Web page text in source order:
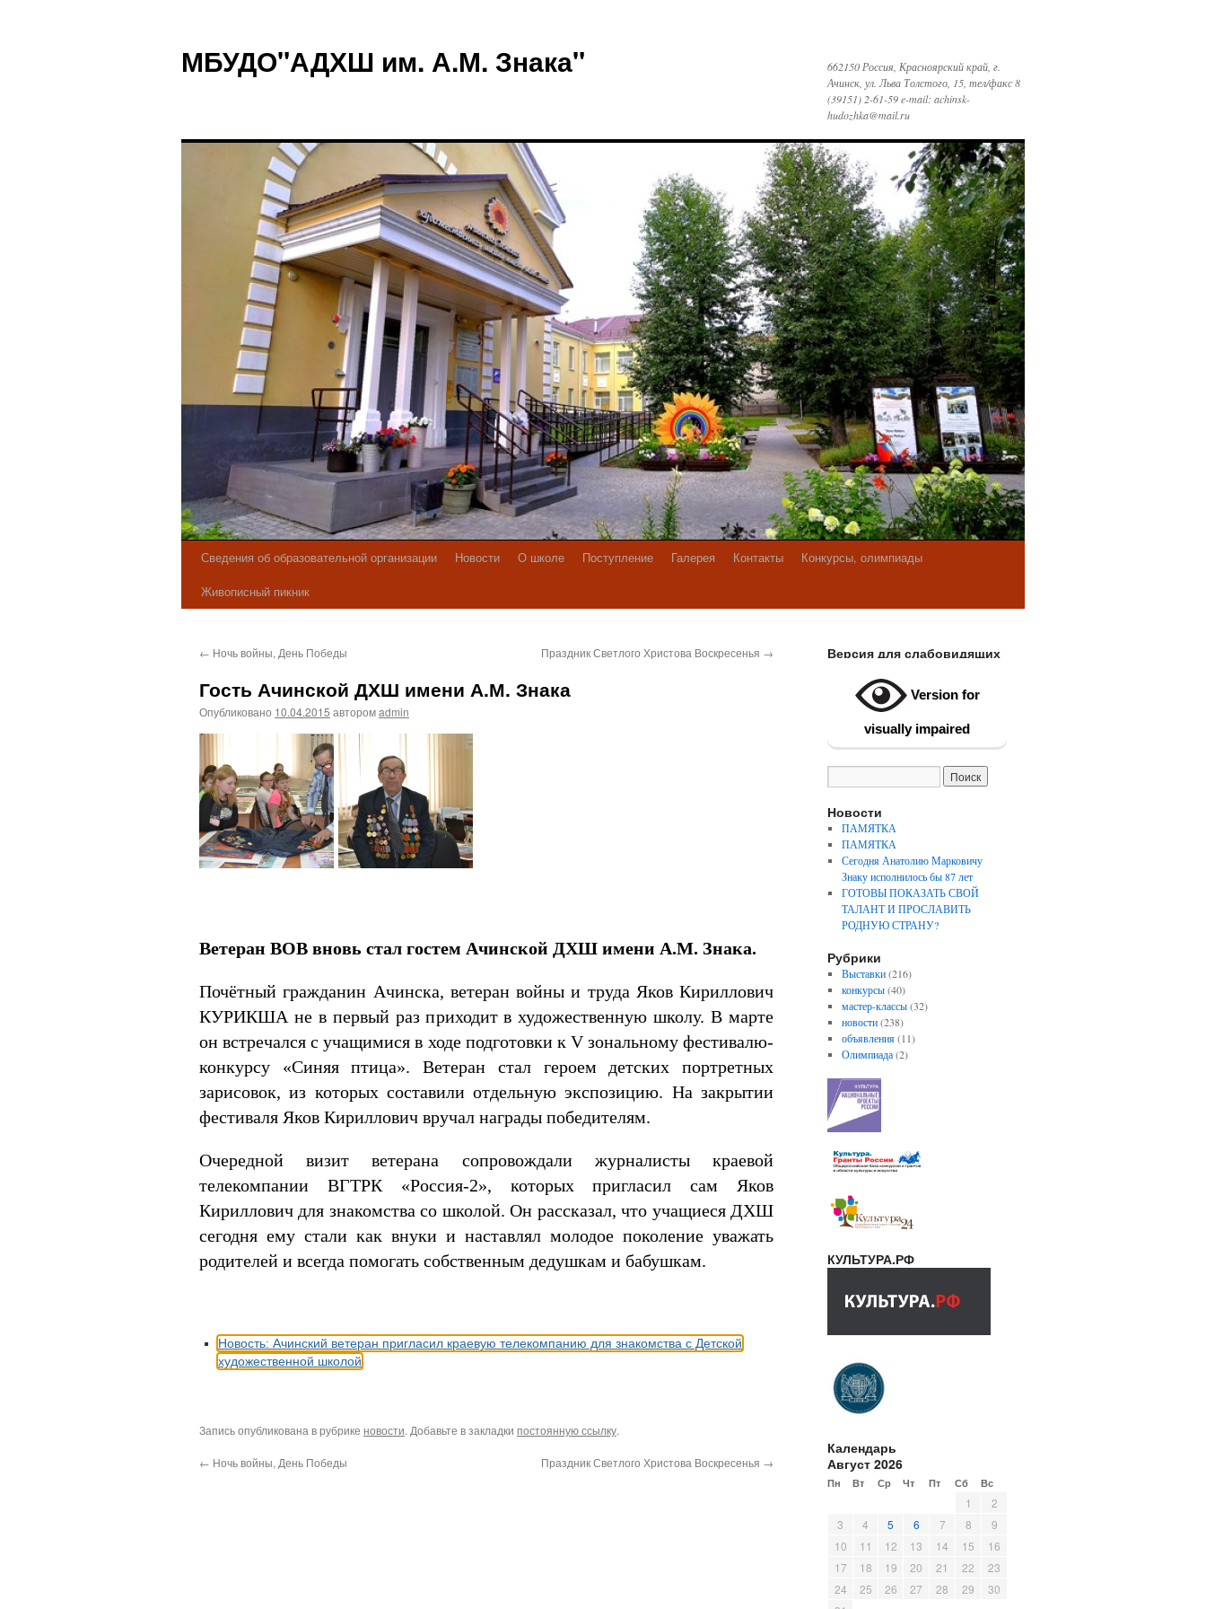
содержимому
МБУДО"АДХШ им. А.М. Знака"
662150 Россия, Красноярский край, г.
Ачинск, ул. Льва Толстого, 15, тел/факс 8
(39151) 2-61-59 e-mail: achinsk-
hudozhka@mail.ru
Сведения об образовательной организации Новости О школе Поступление Галерея Контакты
Конкурсы, олимпиады
Живописный пикник
← Ночь войны, День Победы Праздник Светлого Христова Воскресенья →
Гость Ачинской ДХШ имени А.М. Знака
Опубликовано 10.04.2015 авторомadmin
Ветеран ВОВ вновь стал гостем Ачинской ДХШ имени А.М. Знака.
Почётный гражданин Ачинска, ветеран войны и труда Яков Кириллович
КУРИКША не в первый раз приходит в художественную школу. В марте
он встречался с учащимися в ходе подготовки к V зональному фестивалю-
конкурсу «Синяя птица». Ветеран стал героем детских портретных
зарисовок, из которых составили отдельную экспозицию. На закрытии
фестиваля Яков Кириллович вручал награды победителям.
Очередной визит ветерана сопровождали журналисты краевой
телекомпании ВГТРК «Россия-2», которых пригласил сам Яков
Кириллович для знакомства со школой. Он рассказал, что учащиеся ДХШ
сегодня ему стали как внуки и наставлял молодое поколение уважать
родителей и всегда помогать собственным дедушкам и бабушкам.
Новость: Ачинский ветеран пригласил краевую телекомпанию для знакомства с Детской
художественной школой
Запись опубликована в рубрике новости. Добавьте в закладки постоянную ссылку.
← Ночь войны, День Победы Праздник Светлого Христова Воскресенья →
Версия для слабовидящих
Version for
visually impaired
Новости
ПАМЯТКА
ПАМЯТКА
Сегодня Анатолию Марковичу
Знаку исполнилось бы 87 лет
ГОТОВЫ ПОКАЗАТЬ СВОЙ
ТАЛАНТ И ПРОСЛАВИТЬ
РОДНУЮ СТРАНУ?
Рубрики
Выставки(216)
конкурсы(40)
мастер-классы(32)
новости(238)
объявления(11)
Олимпиада(2)
КУЛЬТУРА.РФ
Календарь
Август 2026
Пн Вт Ср Чт Пт Сб Вс
1
2
3
4 5 6 7 8
9
10
11 12 13 14 15
16
17
18 19 20 21 22
23
24
25 26 27 28 29
30